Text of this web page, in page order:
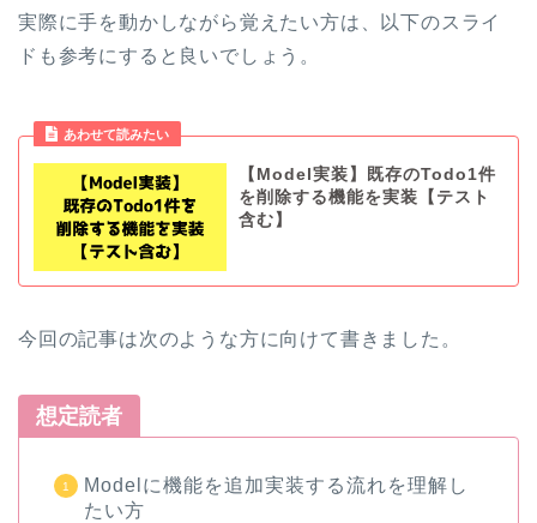
実際に手を動かしながら覚えたい方は、以下のスライ
ドも参考にすると良いでしょう。
あわせて読みたい
【Model実装】既存のTodo1件
を削除する機能を実装【テスト
含む】
今回の記事は次のような方に向けて書きました。
想定読者
Modelに機能を追加実装する流れを理解し
たい方